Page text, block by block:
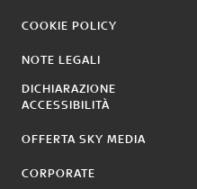
COOKIE POLICY
NOTE LEGALI
DICHIARAZIONE
ACCESSIBILITÀ
OFFERTA SKY MEDIA
CORPORATE